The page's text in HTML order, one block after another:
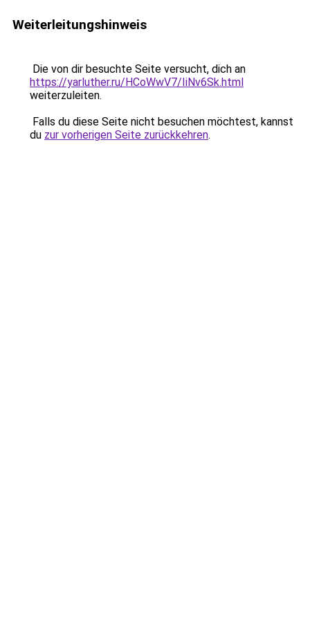
Weiterleitungshinweis
Die von dir besuchte Seite versucht, dich an
https://yarluther.ru/HCoWwV7/IiNv6Sk.html
weiterzuleiten.
Falls du diese Seite nicht besuchen möchtest, kannst
du zur vorherigen Seite zurückkehren.